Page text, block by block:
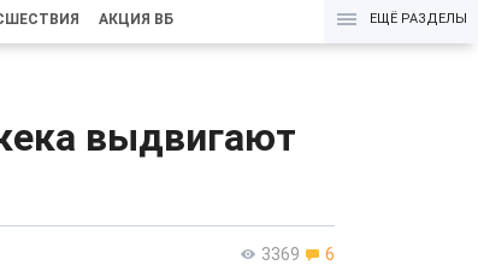
АКЦИЯ ВБ ЕЩЁ РАЗДЕЛЫ
выдвигают
3369 6